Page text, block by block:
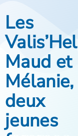
Les
Maud et
Mélanie,
deux
jeunes